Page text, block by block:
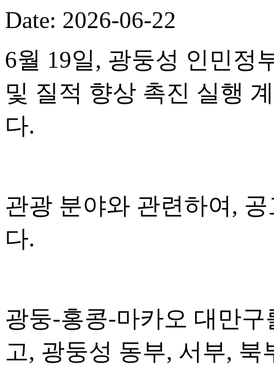
Date: 2026-06-22
6월 19일, 광둥성 인민정
및 질적 향상 촉진 실행
다.
관광 분야와 관련하여,
다.
광둥-홍콩-마카오 대만
고, 광둥성 동부, 서부,